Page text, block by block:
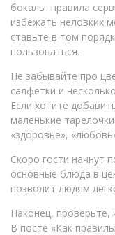
бокалы: правила
избежать неловких
ставьте в том
пользоваться.
Не забывайте про
салфетки и
Если хотите
маленькие
«здоровье»,
Скоро гости начнут
основные блюда в
позволит людям
Наконец,
В посте «Как